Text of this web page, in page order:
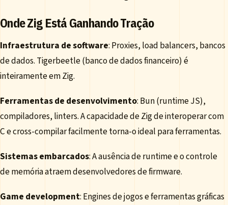
Onde Zig Está Ganhando Tração
Infraestrutura de software: Proxies, load balancers, bancos
de dados. Tigerbeetle (banco de dados financeiro) é
inteiramente em Zig.
Ferramentas de desenvolvimento: Bun (runtime JS),
compiladores, linters. A capacidade de Zig de interoperar com
C e cross-compilar facilmente torna-o ideal para ferramentas.
Sistemas embarcados: A ausência de runtime e o controle
de memória atraem desenvolvedores de firmware.
Game development: Engines de jogos e ferramentas gráficas